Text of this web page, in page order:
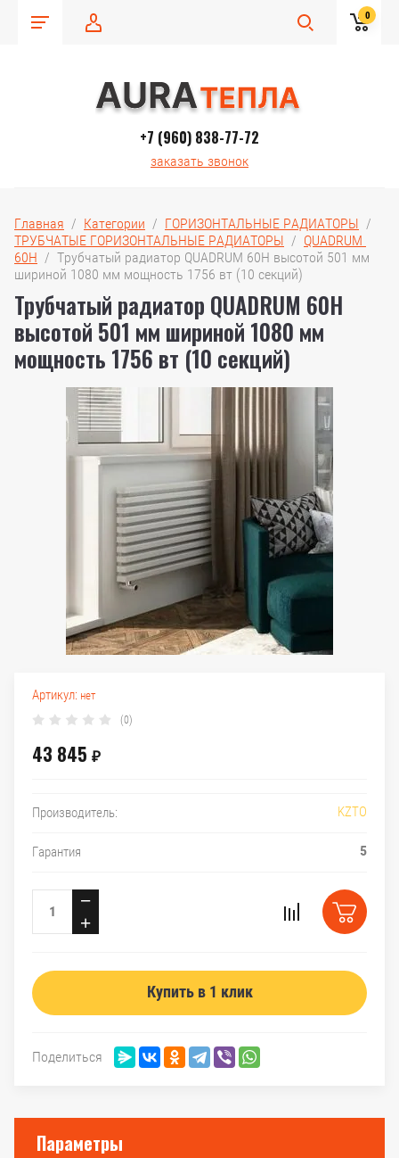
0
+7 (960) 838-77-72
заказать звонок
Главная
  /
Категории
  /
ГОРИЗОНТАЛЬНЫЕ РАДИАТОРЫ
ТРУБЧАТЫЕ ГОРИЗОНТАЛЬНЫЕ РАДИАТОРЫ
  /
QUADRUM
60H
  /  Трубчатый радиатор QUADRUM 60H высотой 501 мм
шириной 1080 мм мощность 1756 вт (10 секций)
Трубчатый радиатор QUADRUM 60H
высотой 501 мм шириной 1080 мм
мощность 1756 вт (10 секций)
Артикул: нет
(0)
43 845 ₽
Производитель: KZTO
Гарантия 5
−
+
Купить в 1 клик
Поделиться
Параметры